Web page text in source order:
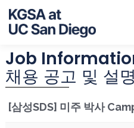
ABOUT US NOTICE
CONTACT
Job
채용 공고 및 설
[삼성SDS] 미주 박사